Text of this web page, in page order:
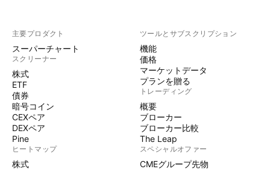
主要プロダクト
スーパーチャート
スクリーナー
株式
ETF
債券
暗号コイン
CEXペア
DEXペア
Pine
ヒートマップ
株式
ツールとサブスクリプション
機能
価格
マーケットデータ
プランを贈る
トレーディング
概要
ブローカー
ブローカー比較
The Leap
スペシャルオファー
CMEグループ先物